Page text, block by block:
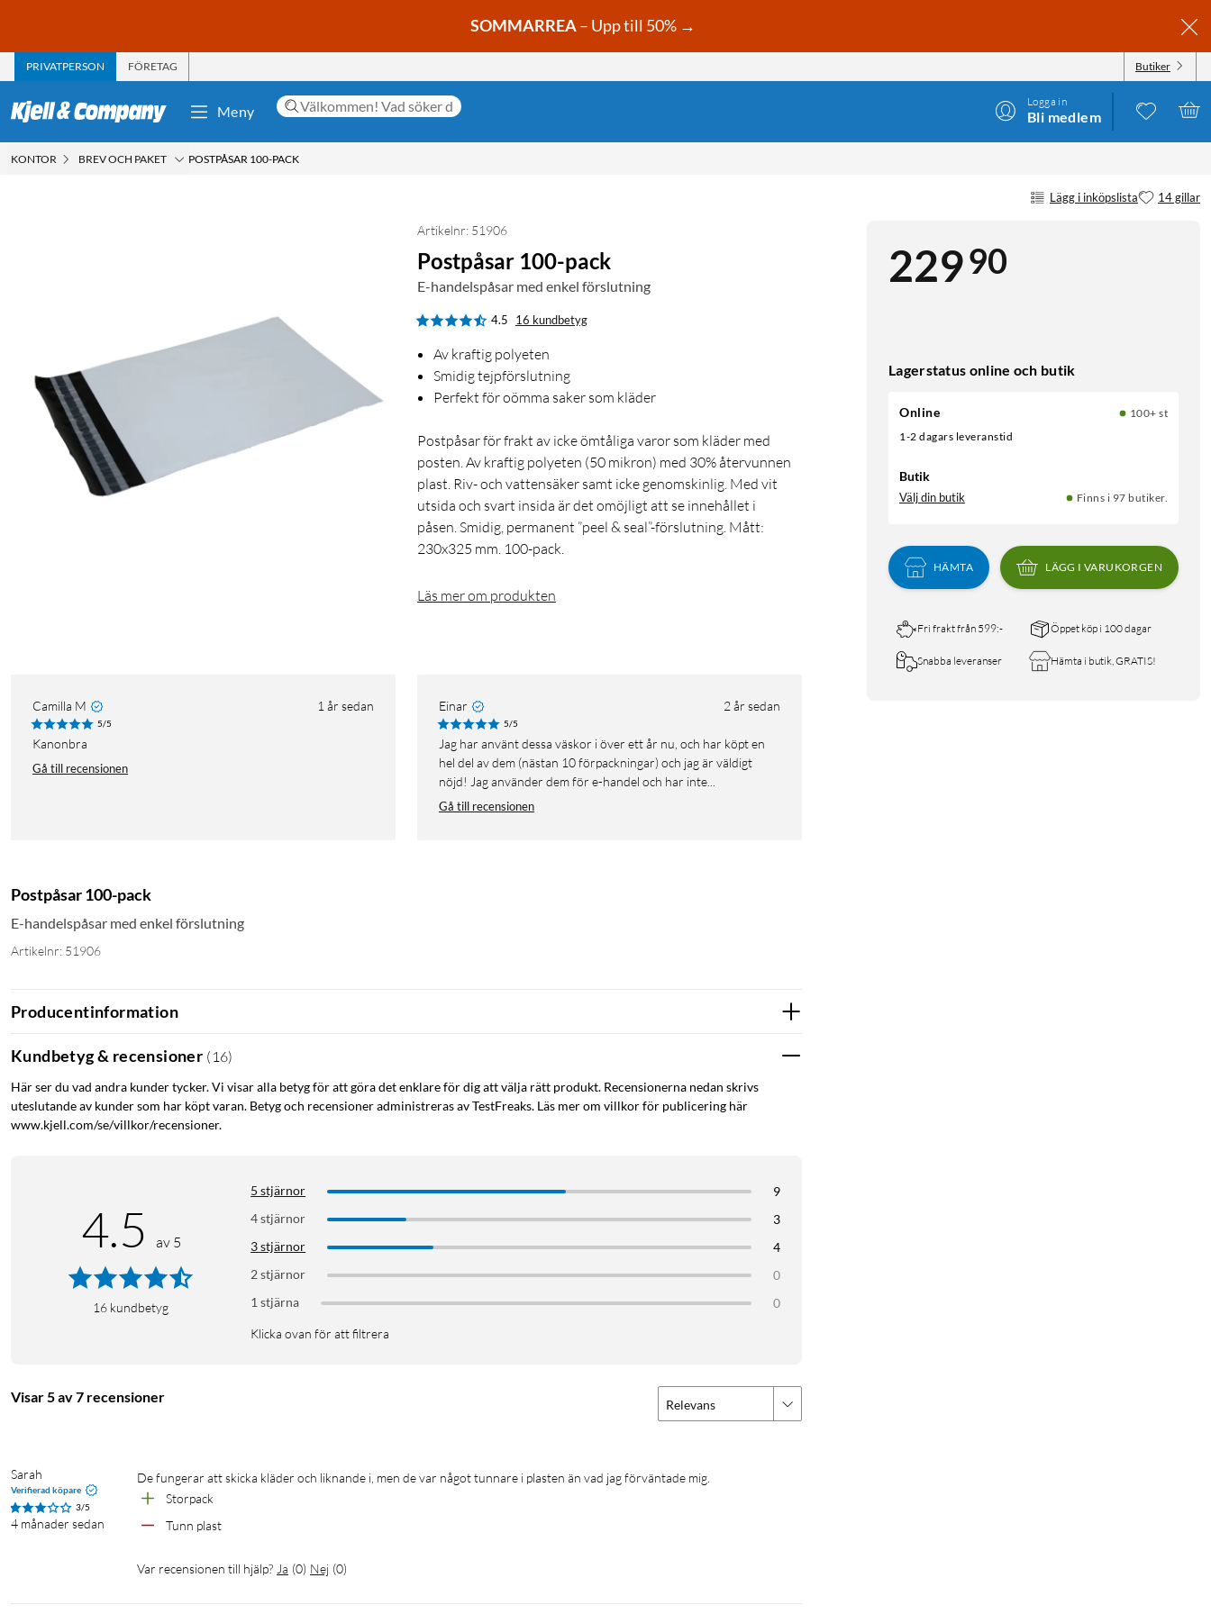
SOMMARREA– Upp till 50% →
PRIVATPERSON FÖRETAG Butiker
Meny
Logga in
Bli medlem
KONTOR BREV OCH PAKET POSTPÅSAR 100-PACK
Lägg i inköpslista 14 gillar
22990
Lagerstatus online och butik
Online
100+ st
1-2 dagars leveranstid
Butik
Välj din butik Finns i 97 butiker.
HÄMTA LÄGG I VARUKORGEN
Fri frakt från 599:- Öppet köp i 100 dagar
Snabba leveranser Hämta i butik, GRATIS!
Artikelnr: 51906
Postpåsar 100-pack
E-handelspåsar med enkel förslutning
4.5 16 kundbetyg
Av kraftig polyeten
Smidig tejpförslutning
Perfekt för oömma saker som kläder
Postpåsar för frakt av icke ömtåliga varor som kläder med
posten. Av kraftig polyeten (50 mikron) med 30% återvunnen
plast. Riv- och vattensäker samt icke genomskinlig. Med vit
utsida och svart insida är det omöjligt att se innehållet i
påsen. Smidig, permanent ”peel & seal”-förslutning. Mått:
230x325 mm. 100-pack.
Läs mer om produkten
Camilla M 1 år sedan
5/5
Kanonbra
Gå till recensionen
Einar 2 år sedan
5/5
Jag har använt dessa väskor i över ett år nu, och har köpt en
hel del av dem (nästan 10 förpackningar) och jag är väldigt
nöjd! Jag använder dem för e-handel och har inte...
Gå till recensionen
Postpåsar 100-pack
E-handelspåsar med enkel förslutning
Artikelnr: 51906
Producentinformation
Kundbetyg & recensioner ( 16)
Här ser du vad andra kunder tycker. Vi visar alla betyg för att göra det enklare för dig att välja rätt produkt. Recensionerna nedan skrivs
uteslutande av kunder som har köpt varan. Betyg och recensioner administreras av TestFreaks. Läs mer om villkor för publicering här
www.kjell.com/se/villkor/recensioner.
4.5 av 5
16 kundbetyg
5 stjärnor
9
4 stjärnor
3
3 stjärnor
4
2 stjärnor
0
1 stjärna
0
Klicka ovan för att filtrera
Visar 5 av 7 recensioner Relevans
Sarah
Verifierad köpare
3/5
4 månader sedan
De fungerar att skicka kläder och liknande i, men de var något tunnare i plasten än vad jag förväntade mig.
Storpack
Tunn plast
Var recensionen till hjälp? Ja (0) Nej (0)